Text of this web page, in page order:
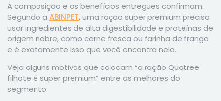
A composição e os benefícios entregues confirmam.
Segundo a ABINPET, uma ração super premium precisa
usar ingredientes de alta digestibilidade e proteínas de
origem nobre, como carne fresca ou farinha de frango
e é exatamente isso que você encontra nela.
Veja alguns motivos que colocam “a ração Quatree
filhote é super premium” entre as melhores do
segmento: